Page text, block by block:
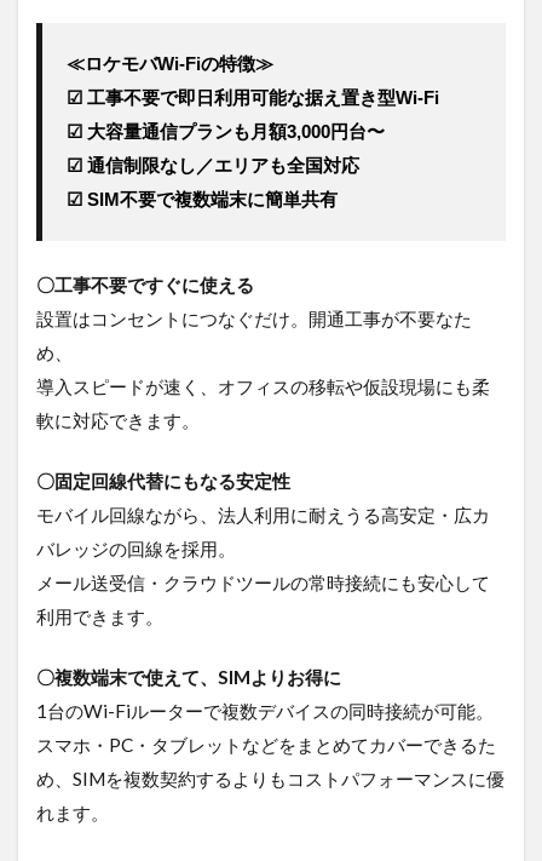
≪ロケモバWi-Fiの特徴≫
☑ 工事不要で即日利用可能な据え置き型Wi-Fi
☑ 大容量通信プランも月額3,000円台〜
☑ 通信制限なし／エリアも全国対応
☑ SIM不要で複数端末に簡単共有
〇工事不要ですぐに使える
設置はコンセントにつなぐだけ。開通工事が不要なた
め、
導入スピードが速く、オフィスの移転や仮設現場にも柔
軟に対応できます。
〇固定回線代替にもなる安定性
モバイル回線ながら、法人利用に耐えうる高安定・広カ
バレッジの回線を採用。
メール送受信・クラウドツールの常時接続にも安心して
利用できます。
〇複数端末で使えて、SIMよりお得に
1台のWi-Fiルーターで複数デバイスの同時接続が可能。
スマホ・PC・タブレットなどをまとめてカバーできるた
め、SIMを複数契約するよりもコストパフォーマンスに優
れます。